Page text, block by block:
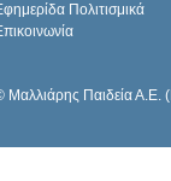
Πολιτισμικά
Μαλλιάρης Παιδεία